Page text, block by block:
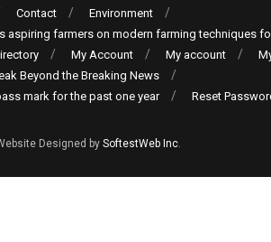
Contact
Environment
aspiring farmers on modern farming techniques
My Account My account
Beyond the Breaking News
mark for the past one year
Reset
Designed by SoftestWeb Inc